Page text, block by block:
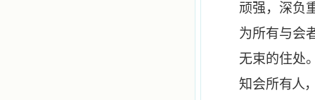
顽强，深负
为所有与会
无束的住处
知会所有人